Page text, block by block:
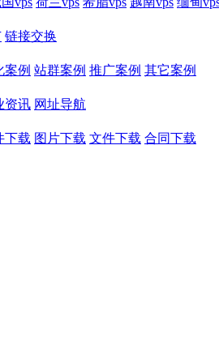
链接交换
案例 站群案例 推广案例 其它案例
资讯 网址导航
下载 图片下载 文件下载 合同下载